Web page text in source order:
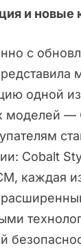
и новые
с
одной
моделей —
Cobalt
каждая